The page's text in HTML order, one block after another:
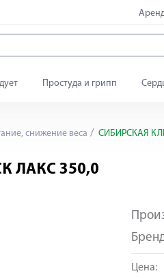
Простуда и грипп
снижение веса СИБИРСКАЯ
ЛАКС 350,0
Цена: